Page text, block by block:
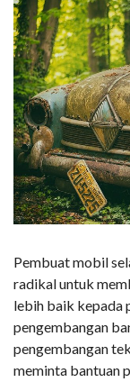
Pembuat mobil
radikal untuk
lebih baik kepada
pengembangan
pengembangan
meminta bantuan